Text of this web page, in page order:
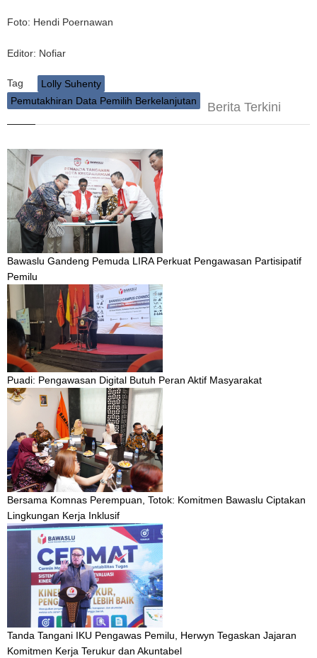
Foto: Hendi Poernawan
Editor: Nofiar
Tag
Lolly Suhenty
Pemutakhiran Data Pemilih Berkelanjutan
Berita Terkini
Bawaslu Gandeng Pemuda LIRA Perkuat Pengawasan Partisipatif
Pemilu
Puadi: Pengawasan Digital Butuh Peran Aktif Masyarakat
Bersama Komnas Perempuan, Totok: Komitmen Bawaslu Ciptakan
Lingkungan Kerja Inklusif
Tanda Tangani IKU Pengawas Pemilu, Herwyn Tegaskan Jajaran
Komitmen Kerja Terukur dan Akuntabel